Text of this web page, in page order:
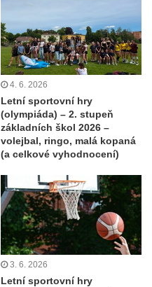
4. 6. 2026
Letní sportovní hry
(olympiáda) – 2. stupeň
základních škol 2026 –
volejbal, ringo, malá kopaná
(a celkové vyhodnocení)
3. 6. 2026
Letní sportovní hry